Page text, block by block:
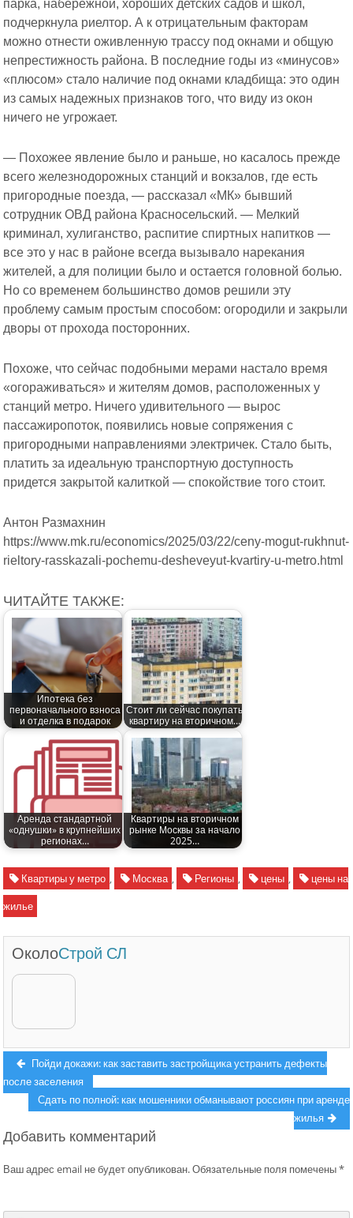
парка, набережной, хороших детских садов и школ,
подчеркнула риелтор. А к отрицательным факторам
можно отнести оживленную трассу под окнами и общую
непрестижность района. В последние годы из «минусов»
«плюсом» стало наличие под окнами кладбища: это один
из самых надежных признаков того, что виду из окон
ничего не угрожает.
— Похожее явление было и раньше, но касалось прежде
всего железнодорожных станций и вокзалов, где есть
пригородные поезда, — рассказал «МК» бывший
сотрудник ОВД района Красносельский. — Мелкий
криминал, хулиганство, распитие спиртных напитков —
все это у нас в районе всегда вызывало нарекания
жителей, а для полиции было и остается головной болью.
Но со временем большинство домов решили эту
проблему самым простым способом: огородили и закрыли
дворы от прохода посторонних.
Похоже, что сейчас подобными мерами настало время
«огораживаться» и жителям домов, расположенных у
станций метро. Ничего удивительного — вырос
пассажиропоток, появились новые сопряжения с
пригородными направлениями электричек. Стало быть,
платить за идеальную транспортную доступность
придется закрытой калиткой — спокойствие того стоит.
Антон Размахнин
https://www.mk.ru/economics/2025/03/22/ceny-mogut-rukhnut-
rieltory-rasskazali-pochemu-desheveyut-kvartiry-u-metro.html
ЧИТАЙТЕ ТАКЖЕ:
Ипотека без
первоначального взноса
и отделка в подарок
Стоит ли сейчас покупать
квартиру на вторичном…
Аренда стандартной
«однушки» в крупнейших
регионах…
Квартиры на вторичном
рынке Москвы за начало
2025…
Квартиры у метро , Москва , Регионы , цены ,
цены на
жилье
ОколоСтрой СЛ
Навигация
по
записям
Previous
post:
Пойди докажи: как заставить застройщика устранить дефекты
после заселения
Next
Сдать по полной: как мошенники обманывают россиян при аренде
жилья
Добавить комментарий
Ваш адрес email не будет опубликован.Обязательные поля помечены*